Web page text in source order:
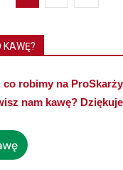
KAWĘ?
co robimy na
nam kawę?